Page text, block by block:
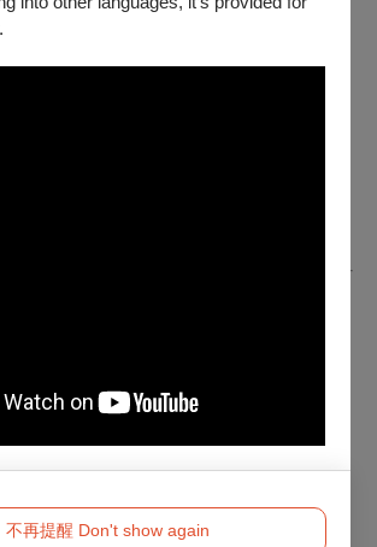
不再提醒 Don't show again
賽金獎前田妃奈首訪臺灣】系列節目
前田妃奈小提琴獨奏會
前田妃奈小提琴獨奏會
Maeda, violin
Wang, piano
｜
2023hinamaeda
際小提琴大賽系列報導｜
news-
Page |
newaspect
藝之美文創 02-25772568
樂中心、史坦威鋼琴中心